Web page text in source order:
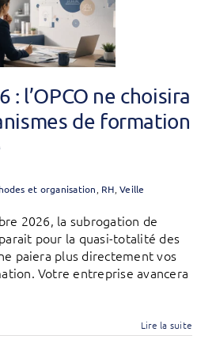
: l’OPCO ne choisira
de formation
et organisation RH ,Veille
2026, la subrogation de
pour la quasi-totalité des
paiera plus directement vos
Votre entreprise avancera
Lire la suite